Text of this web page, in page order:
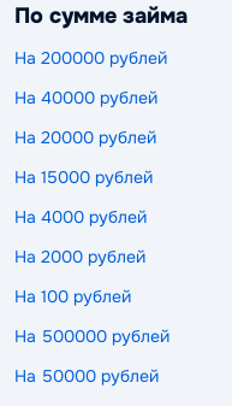
По сумме займа
На 200000 рублей
На 40000 рублей
На 20000 рублей
На 15000 рублей
На 4000 рублей
На 2000 рублей
На 100 рублей
На 500000 рублей
На 50000 рублей